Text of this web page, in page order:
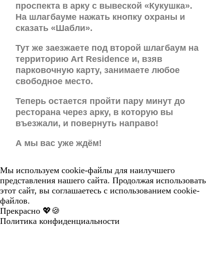
проспекта в арку с вывеской «Кукушка».
На шлагбауме нажать кнопку охраны и
сказать «Шабли».
Тут же заезжаете под второй шлагбаум на
территорию Art Residence и, взяв
парковочную карту, занимаете любое
свободное место.
Теперь остается пройти пару минут до
ресторана через арку, в которую вы
въезжали, и повернуть направо!
А мы вас уже ждём!
Мы используем cookie-файлы для наилучшего
представления нашего сайта. Продолжая использовать
этот сайт, вы соглашаетесь с использованием cookie-
файлов.
Прекрасно 💖🍪
Политика конфиденциальности